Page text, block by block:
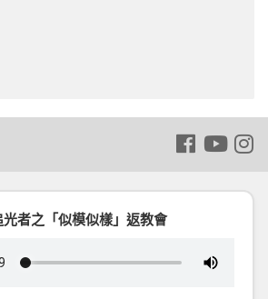
者之「似模似樣」返教會